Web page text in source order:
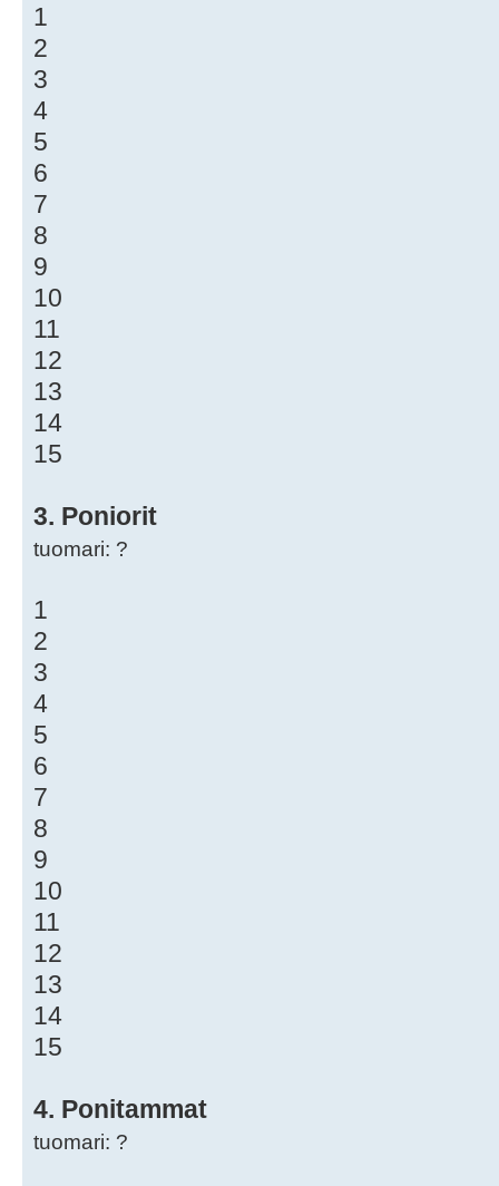
1
2
3
4
5
6
7
8
9
10
11
12
13
14
15
3. Poniorit
tuomari: ?
1
2
3
4
5
6
7
8
9
10
11
12
13
14
15
4. Ponitammat
tuomari: ?